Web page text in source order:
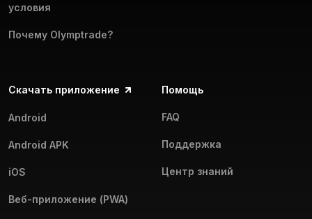
условия
Почему Olymptrade?
Скачать приложение
Android
Android APK
iOS
Веб-приложение (PWA)
Помощь
FAQ
Поддержка
Центр знаний